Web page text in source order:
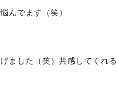
んでます（笑）
ました（笑）共感してくれる